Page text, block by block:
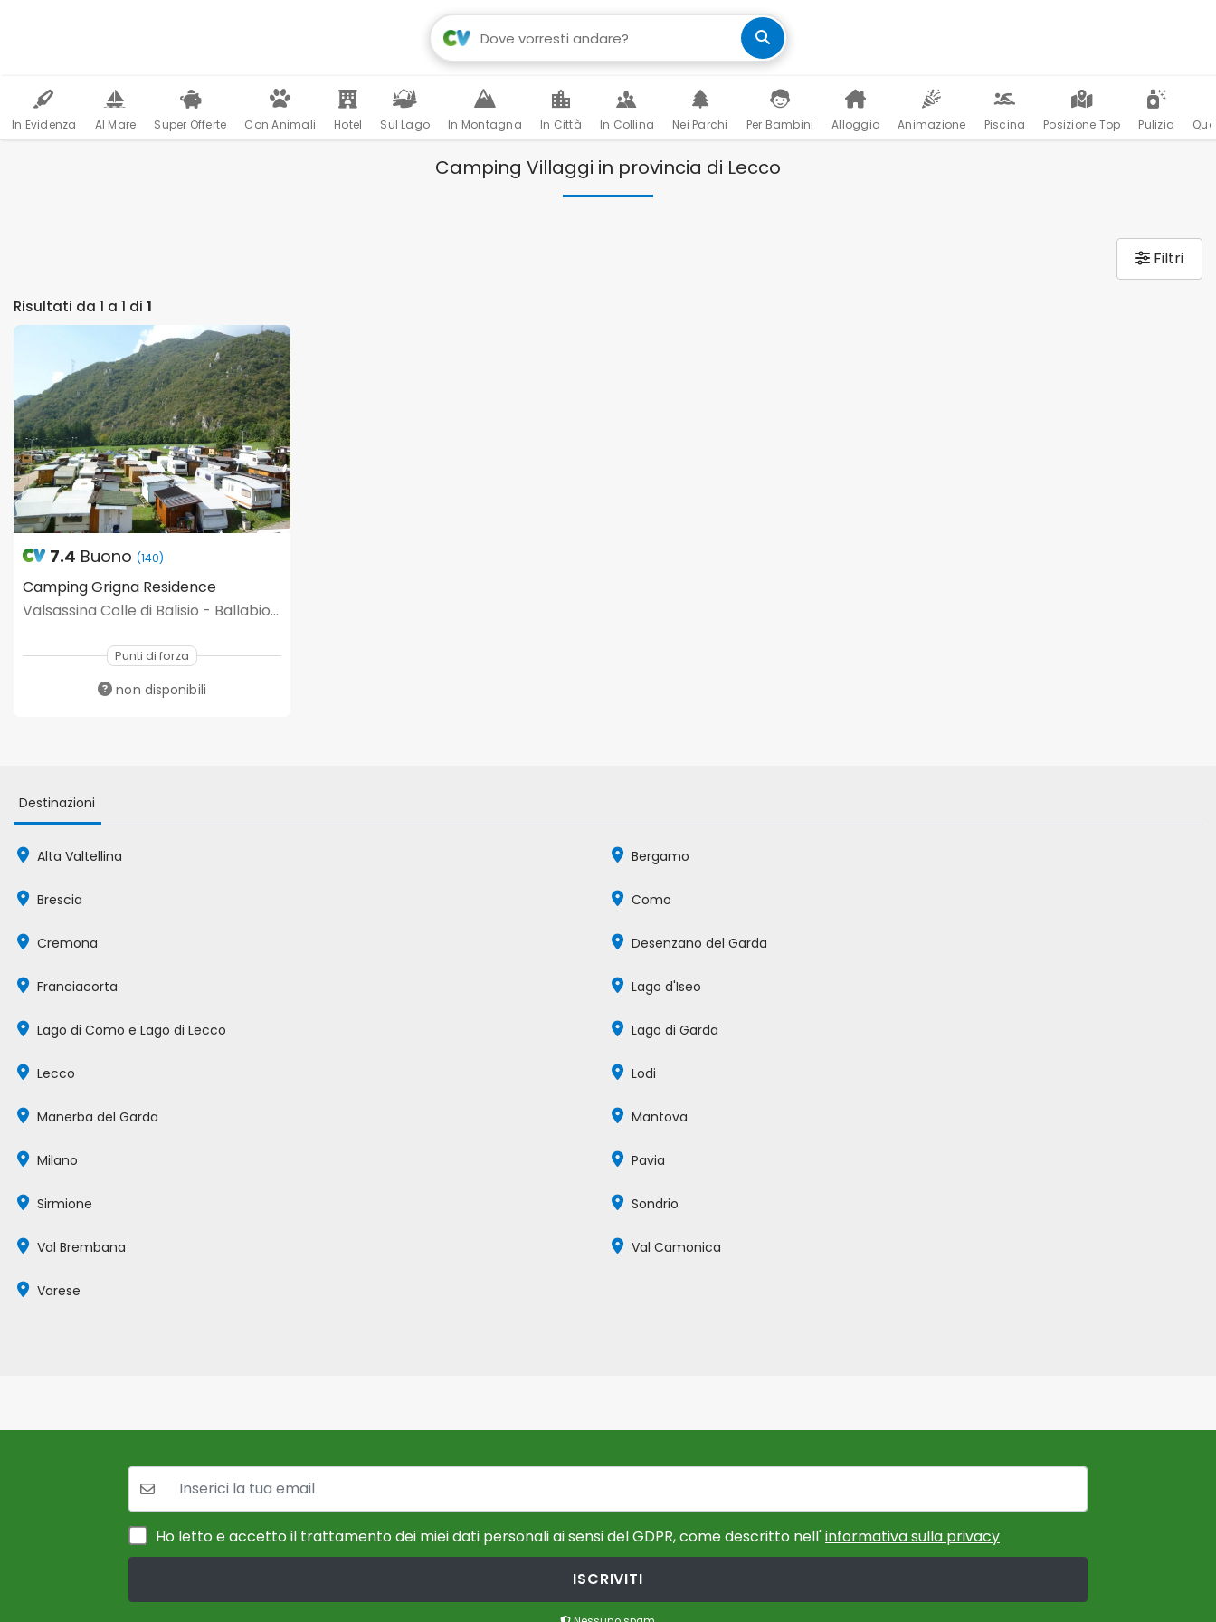
In Evidenza Al Mare Super Offerte Con Animali Hotel Sul Lago In Montagna In Città In Collina Nei Parchi Per Bambini Alloggio Animazione Piscina Posizione Top Pulizia
Camping Villaggi in provincia di Lecco
Filtri
Risultati da 1 a 1 di 1
7.4 Buono (140)
Camping Grigna Residence
Valsassina Colle di Balisio - Ballabio (LC)
Punti di forza
non disponibili
Destinazioni
Alta Valtellina Bergamo
Brescia Como
Cremona Desenzano del Garda
Franciacorta Lago d'Iseo
Lago di Como e Lago di Lecco Lago di Garda
Lecco Lodi
Manerba del Garda Mantova
Milano Pavia
Sirmione Sondrio
Val Brembana Val Camonica
Varese
La tua mail:
Ho letto e accetto il trattamento dei miei dati personali ai sensi del GDPR, come descritto nell'informativa sulla privacy
ISCRIVITI